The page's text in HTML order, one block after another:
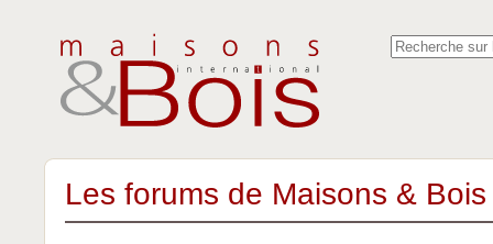
Les forums de Maisons &